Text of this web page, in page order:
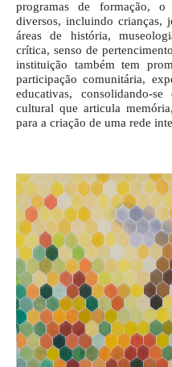
programas de formação,
diversos, incluindo crianças,
áreas de história,
crítica, senso de
instituição também tem
participação comunitária,
educativas, consolidando-
cultural que articula
para a criação de uma rede